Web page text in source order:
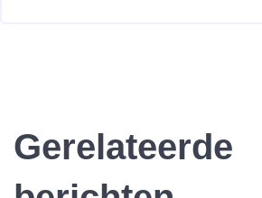
Gerelateerde